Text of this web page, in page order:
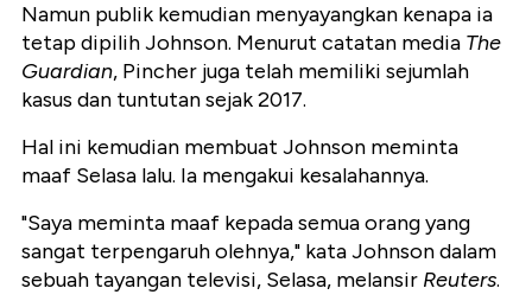
Namun publik kemudian menyayangkan kenapa ia
tetap dipilih Johnson. Menurut catatan media The
Guardian, Pincher juga telah memiliki sejumlah
kasus dan tuntutan sejak 2017.
Hal ini kemudian membuat Johnson meminta
maaf Selasa lalu. Ia mengakui kesalahannya.
"Saya meminta maaf kepada semua orang yang
sangat terpengaruh olehnya," kata Johnson dalam
sebuah tayangan televisi, Selasa, melansir Reuters.